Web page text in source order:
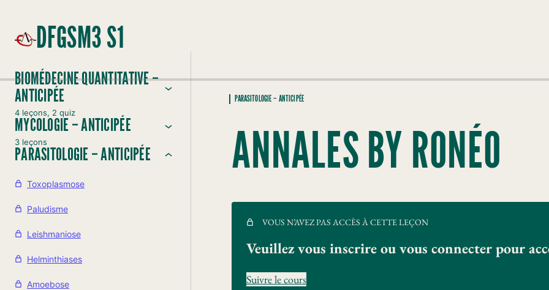
DFGSM3 S1
BIOMÉDECINE QUANTITATIVE –
ANTICIPÉE
4 leçons, 2 quiz
MYCOLOGIE – ANTICIPÉE
3 leçons
PARASITOLOGIE – ANTICIPÉE
Toxoplasmose
Paludisme
Leishmaniose
Helminthiases
Amoebose
PARASITOLOGIE – ANTICIPÉE
ANNALES BY RONÉO
VOUS N’AVEZ PAS ACCÈS À CETTE LEÇON
Veuillez vous inscrire ou vous connecter pour
Suivre le cours